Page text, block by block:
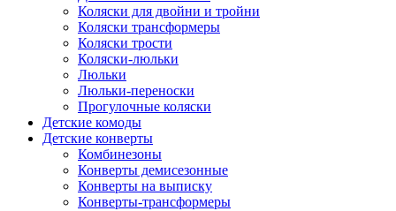
Коляски для двойни и тройни
Коляски трансформеры
Коляски трости
Коляски-люльки
Люльки
Люльки-переноски
Прогулочные коляски
Детские комоды
Детские конверты
Комбинезоны
Конверты демисезонные
Конверты на выписку
Конверты-трансформеры